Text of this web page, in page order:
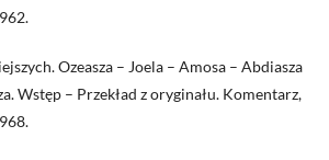
Ozeasza – Joela – Amosa – Abdiasza
Wstęp – Przekład z oryginału. Komentarz,